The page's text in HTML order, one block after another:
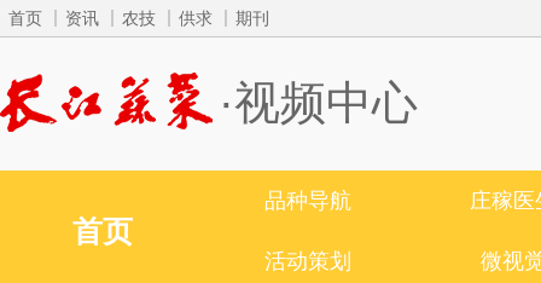
首页 资讯 农技 供求 期刊
·视频中心
首页
品种导航 庄稼医
活动策划 微视